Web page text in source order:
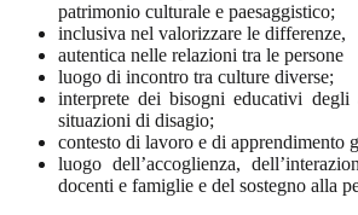
patrimonio culturale e paesaggistico;
inclusiva nel valorizzare le differenze,
autentica nelle relazioni tra le persone
luogo di incontro tra culture diverse;
interprete dei bisogni educativi
situazioni di disagio;
contesto di lavoro e di apprendimento
luogo dell’accoglienza,
docenti e famiglie e del sostegno alla